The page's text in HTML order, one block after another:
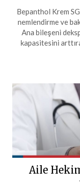
Bepanthol Krem
nemlendirme ve
Ana bileşeni
kapasitesini
Aile